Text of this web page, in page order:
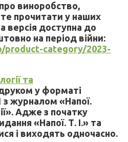
виноробство,
прочитати у наших
версія доступна до
на період війни:
product-category/2023-
та
у форматі
з журналом «Напої.
Адже з початку
«Напої. Т. І.» та
і виходять одночасно.